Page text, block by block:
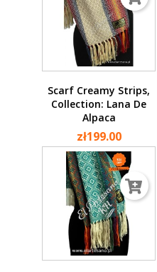
Scarf Creamy Strips,
Collection: Lana De
Alpaca
zł199.00